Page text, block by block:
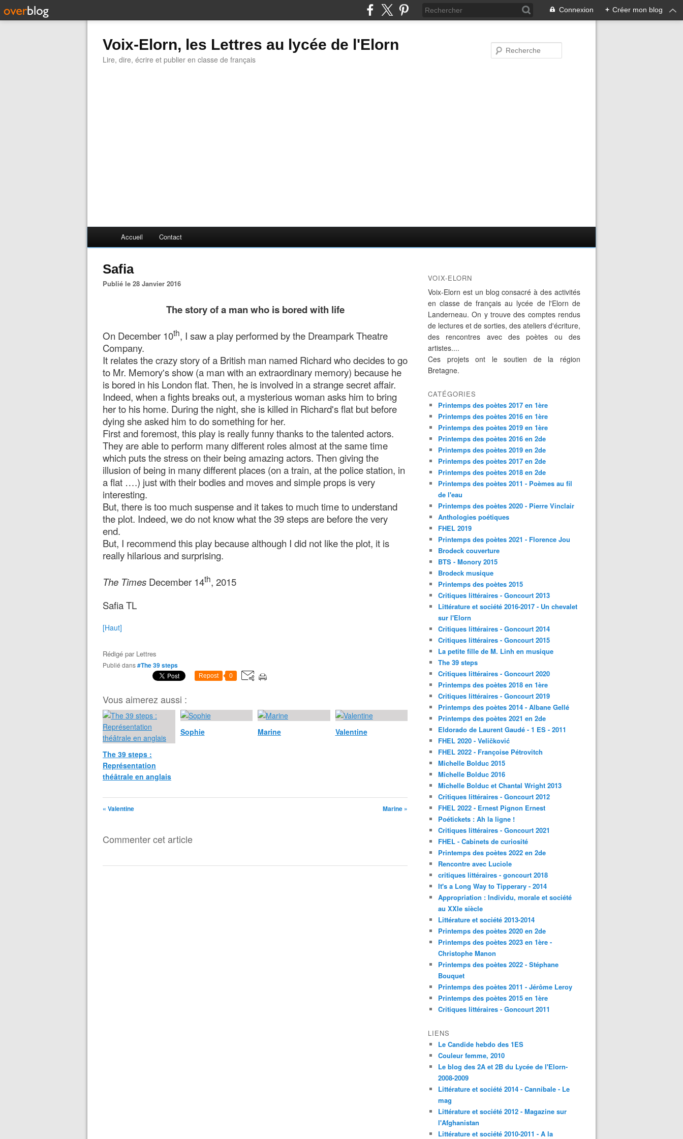
Connexion + Créer mon blog
Voix-Elorn, les Lettres au lycée de l'Elorn
Lire, dire, écrire et publier en classe de français
Accueil Contact
Safia
Publié le 28 Janvier 2016
The story of a man who is bored with life
On December 10th, I saw a play performed by the Dreampark Theatre
Company.
It relates the crazy story of a British man named Richard who decides to go
to Mr. Memory's show (a man with an extraordinary memory) because he
is bored in his London flat. Then, he is involved in a strange secret affair.
Indeed, when a fights breaks out, a mysterious woman asks him to bring
her to his home. During the night, she is killed in Richard's flat but before
dying she asked him to do something for her.
First and foremost, this play is really funny thanks to the talented actors.
They are able to perform many different roles almost at the same time
which puts the stress on their being amazing actors. Then giving the
illusion of being in many different places (on a train, at the police station, in
a flat ….) just with their bodies and moves and simple props is very
interesting.
But, there is too much suspense and it takes to much time to understand
the plot. Indeed, we do not know what the 39 steps are before the very
end.
But, I recommend this play because although I did not like the plot, it is
really hilarious and surprising.
The Times December 14th, 2015
Safia TL
[Haut]
Rédigé par Lettres
Publié dans#The 39 steps
Repost 0
Vous aimerez aussi :
The 39 steps :
Représentation
théâtrale en anglais
Sophie Marine Valentine
« Valentine Marine »
Commenter cet article
VOIX-ELORN
Voix-Elorn est un blog consacré à des activités
en classe de français au lycée de l'Elorn de
Landerneau. On y trouve des comptes rendus
de lectures et de sorties, des ateliers d'écriture,
des rencontres avec des poètes ou des
artistes....
Ces projets ont le soutien de la région
Bretagne.
CATÉGORIES
Printemps des poètes 2017 en 1ère
Printemps des poètes 2016 en 1ère
Printemps des poètes 2019 en 1ère
Printemps des poètes 2016 en 2de
Printemps des poètes 2019 en 2de
Printemps des poètes 2017 en 2de
Printemps des poètes 2018 en 2de
Printemps des poètes 2011 - Poèmes au fil
de l'eau
Printemps des poètes 2020 - Pierre Vinclair
Anthologies poétiques
FHEL 2019
Printemps des poètes 2021 - Florence Jou
Brodeck couverture
BTS - Monory 2015
Brodeck musique
Printemps des poètes 2015
Critiques littéraires - Goncourt 2013
Littérature et société 2016-2017 - Un chevalet
sur l'Elorn
Critiques littéraires - Goncourt 2014
Critiques littéraires - Goncourt 2015
La petite fille de M. Linh en musique
The 39 steps
Critiques littéraires - Goncourt 2020
Printemps des poètes 2018 en 1ère
Critiques littéraires - Goncourt 2019
Printemps des poètes 2014 - Albane Gellé
Printemps des poètes 2021 en 2de
Eldorado de Laurent Gaudé - 1 ES - 2011
FHEL 2020 - Veličković
FHEL 2022 - Françoise Pétrovitch
Michelle Bolduc 2015
Michelle Bolduc 2016
Michelle Bolduc et Chantal Wright 2013
Critiques littéraires - Goncourt 2012
FHEL 2022 - Ernest Pignon Ernest
Poétickets : Ah la ligne !
Critiques littéraires - Goncourt 2021
FHEL - Cabinets de curiosité
Printemps des poètes 2022 en 2de
Rencontre avec Luciole
critiques littéraires - goncourt 2018
It's a Long Way to Tipperary - 2014
Appropriation : Individu, morale et société
au XXIe siècle
Littérature et société 2013-2014
Printemps des poètes 2020 en 2de
Printemps des poètes 2023 en 1ère -
Christophe Manon
Printemps des poètes 2022 - Stéphane
Bouquet
Printemps des poètes 2011 - Jérôme Leroy
Printemps des poètes 2015 en 1ère
Critiques littéraires - Goncourt 2011
LIENS
Le Candide hebdo des 1ES
Couleur femme, 2010
Le blog des 2A et 2B du Lycée de l'Elorn-
2008-2009
Littérature et société 2014 - Cannibale - Le
mag
Littérature et société 2012 - Magazine sur
l'Afghanistan
Littérature et société 2010-2011 - A la